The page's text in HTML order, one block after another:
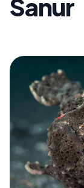
Sanur